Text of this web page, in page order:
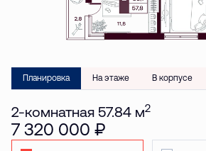
Планировка На этаже В корпусе
2-комнатная 57.84 м2
7 320 000 ₽